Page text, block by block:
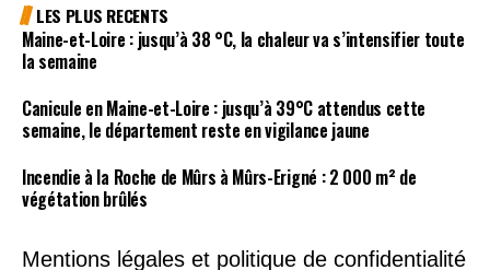
LES PLUS RECENTS
Maine-et-Loire : jusqu’à 38 °C, la chaleur va s’intensifier toute
la semaine
Canicule en Maine-et-Loire : jusqu’à 39°C attendus cette
semaine, le département reste en vigilance jaune
Incendie à la Roche de Mûrs à Mûrs-Erigné : 2 000 m² de
végétation brûlés
Mentions légales et politique de confidentialité